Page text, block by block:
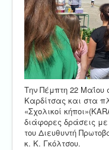
Την Πέμπτη 22 Μαΐου
Καρδίτσας και στα
«Σχολικοί
διάφορες δράσεις με
του Διευθυντή
κ. Κ. Γκόλτσου.